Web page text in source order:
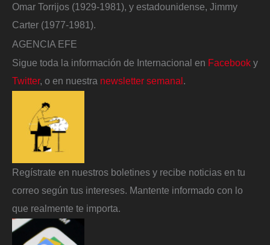
Omar Torrijos (1929-1981), y estadounidense, Jimmy
Carter (1977-1981).
AGENCIA EFE
Sigue toda la información de Internacional en Facebook y
Twitter, o en nuestra newsletter semanal.
Regístrate en nuestros boletines y recibe noticias en tu
correo según tus intereses. Mantente informado con lo
que realmente te importa.